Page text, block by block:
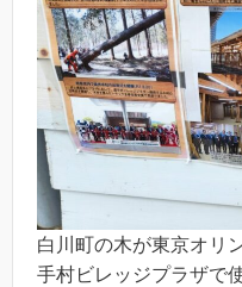
白川町の木が東京オリ
手村ビレッジプラザで